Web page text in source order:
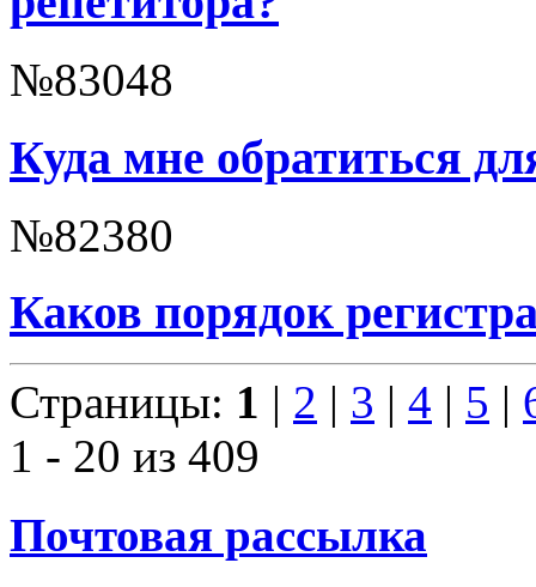
№83048
Куда мне обратиться
№82380
Каков порядок
Страницы: 1 | 2 | 3 | 4 | 5 |
1 - 20 из 409
Почтовая рассылка